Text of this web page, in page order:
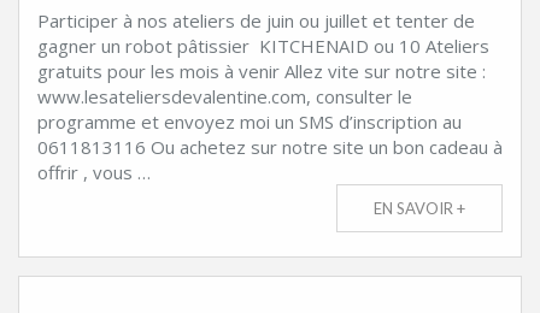
Participer à nos ateliers de juin ou juillet et tenter de
gagner un robot pâtissier KITCHENAID ou 10 Ateliers
gratuits pour les mois à venir Allez vite sur notre site :
www.lesateliersdevalentine.com, consulter le
programme et envoyez moi un SMS d’inscription au
0611813116 Ou achetez sur notre site un bon cadeau à
offrir , vous …
EN SAVOIR +